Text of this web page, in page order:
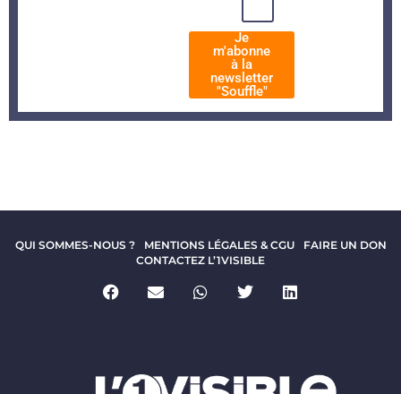
Je
m'abonne
à la
newsletter
"Souffle"
QUI SOMMES-NOUS ? MENTIONS LÉGALES & CGU
FAIRE UN DON
CONTACTEZ L’1VISIBLE